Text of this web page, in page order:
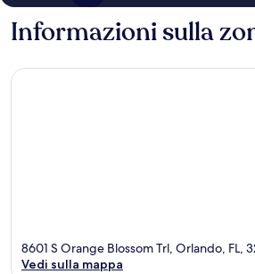
Informazioni sulla
8601 S Orange Blossom Trl, Orlando, FL,
Vedi sulla mappa